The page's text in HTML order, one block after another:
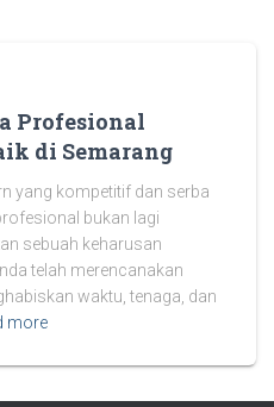
Profesional
di Semarang
yang kompetitif dan serba
bukan lagi
sebuah keharusan
telah merencanakan
waktu, tenaga, dan
more